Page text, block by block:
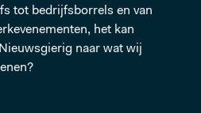
tot bedrijfsborrels en van
het kan
naar wat wij